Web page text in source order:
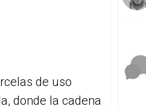
de uso
donde la cadena